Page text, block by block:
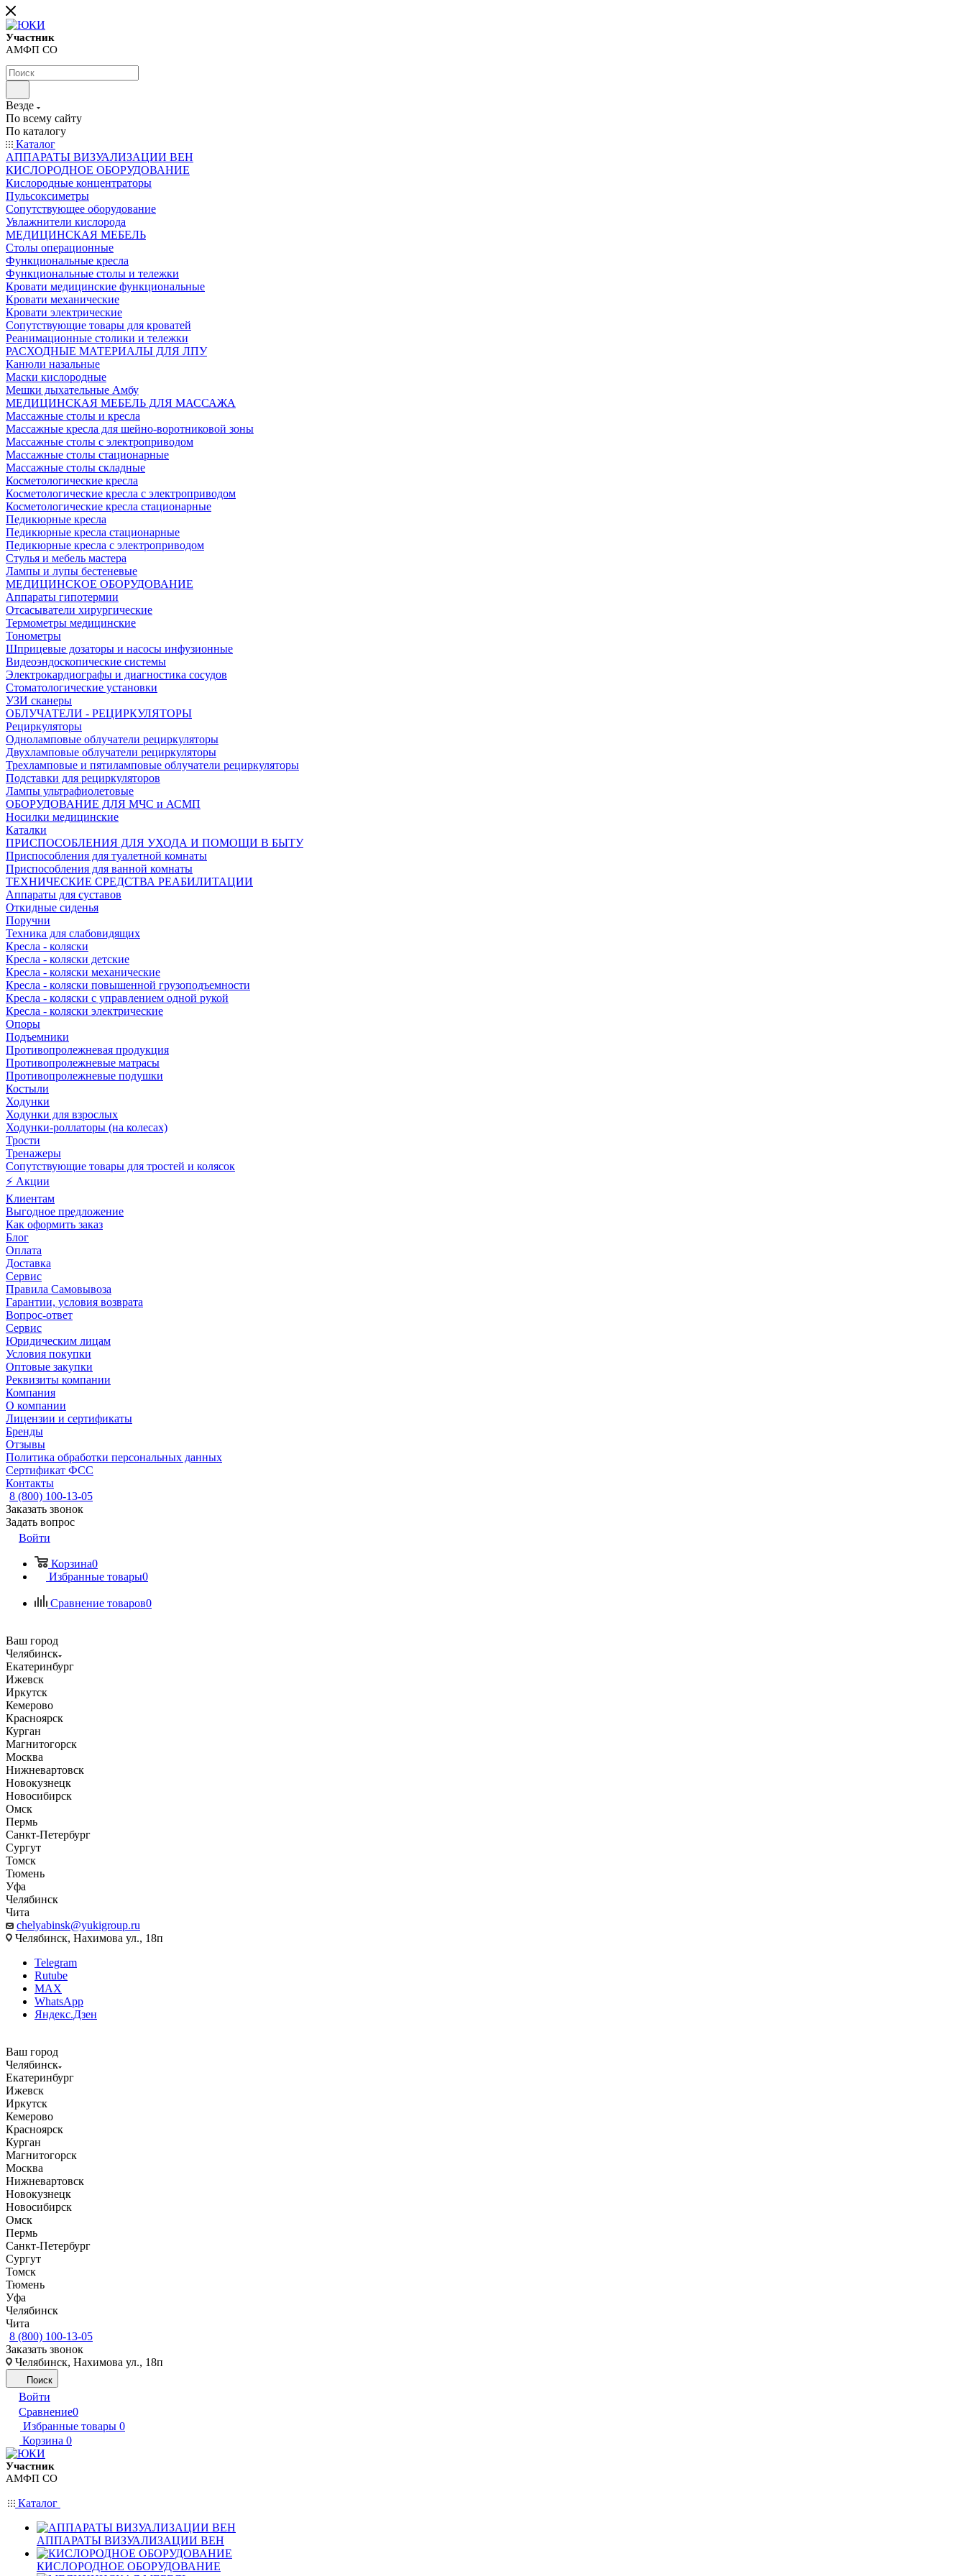
Участник
АМФП СО
Везде
По всему сайту
По каталогу
Каталог
АППАРАТЫ ВИЗУАЛИЗАЦИИ ВЕН
КИСЛОРОДНОЕ ОБОРУДОВАНИЕ
Кислородные концентраторы
Пульсоксиметры
Сопутствующее оборудование
Увлажнители кислорода
МЕДИЦИНСКАЯ МЕБЕЛЬ
Столы операционные
Функциональные кресла
Функциональные столы и тележки
Кровати медицинские функциональные
Кровати механические
Кровати электрические
Сопутствующие товары для кроватей
Реанимационные столики и тележки
РАСХОДНЫЕ МАТЕРИАЛЫ ДЛЯ ЛПУ
Канюли назальные
Маски кислородные
Мешки дыхательные Амбу
МЕДИЦИНСКАЯ МЕБЕЛЬ ДЛЯ МАССАЖА
Массажные столы и кресла
Массажные кресла для шейно-воротниковой зоны
Массажные столы с электроприводом
Массажные столы стационарные
Массажные столы складные
Косметологические кресла
Косметологические кресла с электроприводом
Косметологические кресла стационарные
Педикюрные кресла
Педикюрные кресла стационарные
Педикюрные кресла с электроприводом
Стулья и мебель мастера
Лампы и лупы бестеневые
МЕДИЦИНСКОЕ ОБОРУДОВАНИЕ
Аппараты гипотермии
Отсасыватели хирургические
Термометры медицинские
Тонометры
Шприцевые дозаторы и насосы инфузионные
Видеоэндоскопические системы
Электрокардиографы и диагностика сосудов
Стоматологические установки
УЗИ сканеры
ОБЛУЧАТЕЛИ - РЕЦИРКУЛЯТОРЫ
Рециркуляторы
Одноламповые облучатели рециркуляторы
Двухламповые облучатели рециркуляторы
Трехламповые и пятиламповые облучатели рециркуляторы
Подставки для рециркуляторов
Лампы ультрафиолетовые
ОБОРУДОВАНИЕ ДЛЯ МЧС и АСМП
Носилки медицинские
Каталки
ПРИСПОСОБЛЕНИЯ ДЛЯ УХОДА И ПОМОЩИ В БЫТУ
Приспособления для туалетной комнаты
Приспособления для ванной комнаты
ТЕХНИЧЕСКИЕ СРЕДСТВА РЕАБИЛИТАЦИИ
Аппараты для суставов
Откидные сиденья
Поручни
Техника для слабовидящих
Кресла - коляски
Кресла - коляски детские
Кресла - коляски механические
Кресла - коляски повышенной грузоподъемности
Кресла - коляски с управлением одной рукой
Кресла - коляски электрические
Опоры
Подъемники
Противопролежневая продукция
Противопролежневые матрасы
Противопролежневые подушки
Костыли
Ходунки
Ходунки для взрослых
Ходунки-роллаторы (на колесах)
Трости
Тренажеры
Сопутствующие товары для тростей и колясок
⚡ Акции
Клиентам
Выгодное предложение
Как оформить заказ
Блог
Оплата
Доставка
Сервис
Правила Самовывоза
Гарантии, условия возврата
Вопрос-ответ
Сервис
Юридическим лицам
Условия покупки
Оптовые закупки
Реквизиты компании
Компания
О компании
Лицензии и сертификаты
Бренды
Отзывы
Политика обработки персональных данных
Сертификат ФСС
Контакты
8 (800) 100-13-05
Заказать звонок
Задать вопрос
Войти
Корзина0
Избранные товары0
Сравнение товаров0
Ваш город
Челябинск
Екатеринбург
Ижевск
Иркутск
Кемерово
Красноярск
Курган
Магнитогорск
Москва
Нижневартовск
Новокузнецк
Новосибирск
Омск
Пермь
Санкт-Петербург
Сургут
Томск
Тюмень
Уфа
Челябинск
Чита
chelyabinsk@yukigroup.ru
Челябинск, Нахимова ул., 18п
Telegram
Rutube
MAX
WhatsApp
Яндекс.Дзен
Ваш город
Челябинск
Екатеринбург
Ижевск
Иркутск
Кемерово
Красноярск
Курган
Магнитогорск
Москва
Нижневартовск
Новокузнецк
Новосибирск
Омск
Пермь
Санкт-Петербург
Сургут
Томск
Тюмень
Уфа
Челябинск
Чита
8 (800) 100-13-05
Заказать звонок
Челябинск, Нахимова ул., 18п
Поиск
Войти
Сравнение0
Избранные товары 0
Корзина 0
Участник
АМФП СО
Каталог
АППАРАТЫ ВИЗУАЛИЗАЦИИ ВЕН
КИСЛОРОДНОЕ ОБОРУДОВАНИЕ